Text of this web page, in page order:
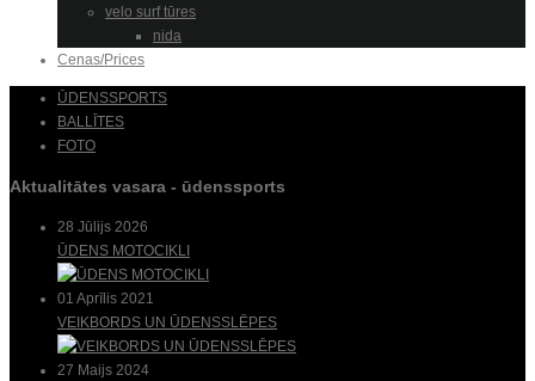
velo surf tūres
nida
Cenas/Prices
ŪDENSSPORTS
BALLĪTES
FOTO
Aktualitātes vasara - ūdenssports
28 Jūlijs 2026
ŪDENS MOTOCIKLI
01 Aprīlis 2021
VEIKBORDS UN ŪDENSSLĒPES
27 Maijs 2024